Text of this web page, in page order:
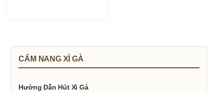
CẨM NANG XÌ GÀ
Hướng Dẫn Hút Xì Gà